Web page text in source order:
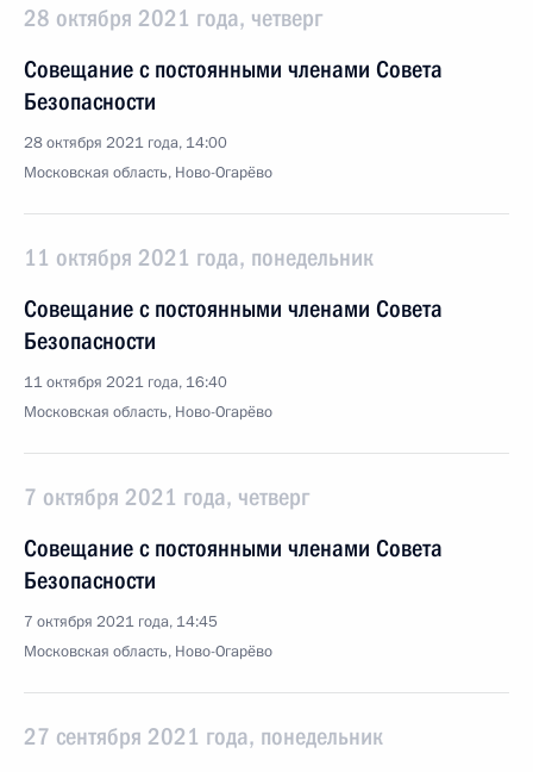
28 октября 2021 года, четверг
Совещание с постоянными членами Совета
Безопасности
28 октября 2021 года, 14:00
Московская область, Ново-Огарёво
11 октября 2021 года, понедельник
Совещание с постоянными членами Совета
Безопасности
11 октября 2021 года, 16:40
Московская область, Ново-Огарёво
7 октября 2021 года, четверг
Совещание с постоянными членами Совета
Безопасности
7 октября 2021 года, 14:45
Московская область, Ново-Огарёво
27 сентября 2021 года, понедельник